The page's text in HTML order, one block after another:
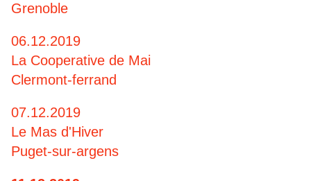
Grenoble
06.12.2019
La Cooperative de Mai
Clermont-ferrand
07.12.2019
Le Mas d'Hiver
Puget-sur-argens